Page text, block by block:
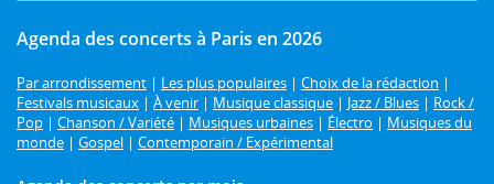
Agenda des concerts à Paris en 2026
Par arrondissement | Les plus populaires | Choix de la rédaction |
Festivals musicaux | À venir | Musique classique | Jazz / Blues | Rock /
Pop | Chanson / Variété | Musiques urbaines | Électro | Musiques du
monde | Gospel | Contemporain / Expérimental